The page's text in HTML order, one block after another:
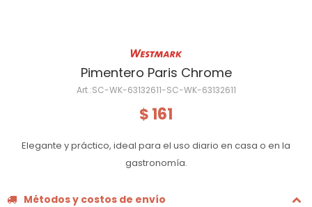
Pimentero Paris Chrome
SC-WK-63132611-SC-WK-63132611
$ 161
Elegante y práctico, ideal para el uso diario en casa o en la
gastronomía.
Métodos y costos de envío